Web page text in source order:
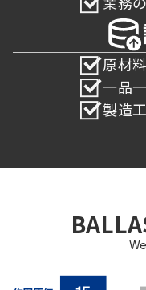
原材
一品
製造